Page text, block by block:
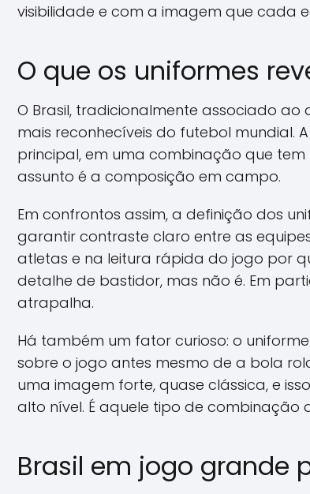
visibilidade e com a imagem que cada
O que os uniformes
O Brasil, tradicionalmente associado
mais reconhecíveis do futebol mundial.
principal, em uma combinação que
assunto é a composição em campo.
Em confrontos assim, a definição dos
garantir contraste claro entre as
atletas e na leitura rápida do jogo por
detalhe de bastidor, mas não é. Em
atrapalha.
Há também um fator curioso: o
sobre o jogo antes mesmo de a bola
uma imagem forte, quase clássica, e
alto nível. É aquele tipo de
Brasil em jogo grande